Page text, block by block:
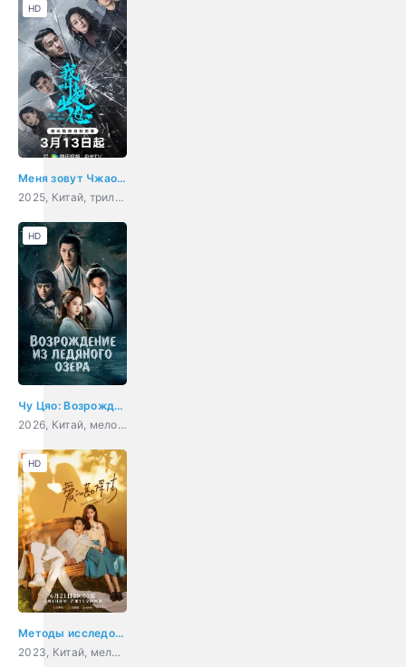
Меня зовут Чжао Чуси
2025, Китай, триллер, драма, криминал
HD
Чу Цяо: Возрождение из Ледяного озера
2026, Китай, мелодрама
HD
Методы исследования любви
2023, Китай, мелодрама, комедия, детектив
HD